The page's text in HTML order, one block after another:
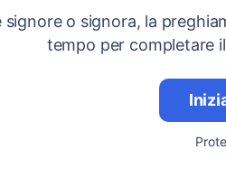
signore o signora, la
tempo per completare